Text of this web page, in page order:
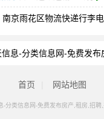
南京雨花区物流快递行李
息-分类信息网-免费发布
首页 网站地图
分类信息网-免费发布房产,租房,招聘